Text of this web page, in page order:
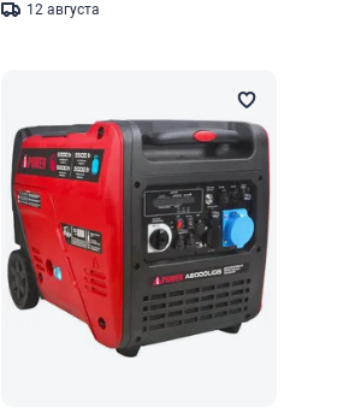
12 августа